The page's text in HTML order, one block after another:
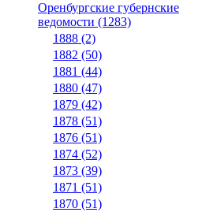
Оренбургские губернские
ведомости (1283)
1888 (2)
1882 (50)
1881 (44)
1880 (47)
1879 (42)
1878 (51)
1876 (51)
1874 (52)
1873 (39)
1871 (51)
1870 (51)